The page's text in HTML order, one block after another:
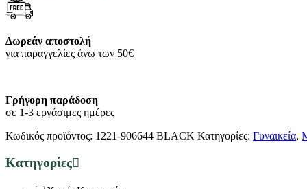
Δωρεάν αποστολή
για παραγγελίες άνω των 50€
Γρήγορη παράδοση
σε 1-3 εργάσιμες ημέρες
Κωδικός προϊόντος: 1221-906644 BLACK Κατηγορίες: Γυναικεία,
Κατηγορίες